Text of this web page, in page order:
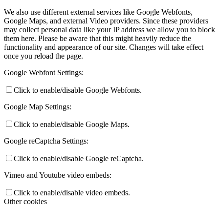
We also use different external services like Google Webfonts,
Google Maps, and external Video providers. Since these providers
may collect personal data like your IP address we allow you to block
them here. Please be aware that this might heavily reduce the
functionality and appearance of our site. Changes will take effect
once you reload the page.
Google Webfont Settings:
Click to enable/disable Google Webfonts.
Google Map Settings:
Click to enable/disable Google Maps.
Google reCaptcha Settings:
Click to enable/disable Google reCaptcha.
Vimeo and Youtube video embeds:
Click to enable/disable video embeds.
Other cookies